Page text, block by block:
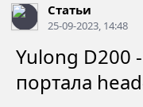
Статьи
25-09-2023, 14:48
Yulong D200
портала